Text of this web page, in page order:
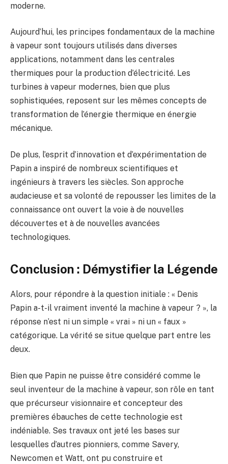
moderne.
Aujourd’hui, les principes fondamentaux de la machine
à vapeur sont toujours utilisés dans diverses
applications, notamment dans les centrales
thermiques pour la production d’électricité. Les
turbines à vapeur modernes, bien que plus
sophistiquées, reposent sur les mêmes concepts de
transformation de l’énergie thermique en énergie
mécanique.
De plus, l’esprit d’innovation et d’expérimentation de
Papin a inspiré de nombreux scientifiques et
ingénieurs à travers les siècles. Son approche
audacieuse et sa volonté de repousser les limites de la
connaissance ont ouvert la voie à de nouvelles
découvertes et à de nouvelles avancées
technologiques.
Conclusion : Démystifier la Légende
Alors, pour répondre à la question initiale : « Denis
Papin a-t-il vraiment inventé la machine à vapeur ? », la
réponse n’est ni un simple « vrai » ni un « faux »
catégorique. La vérité se situe quelque part entre les
deux.
Bien que Papin ne puisse être considéré comme le
seul inventeur de la machine à vapeur, son rôle en tant
que précurseur visionnaire et concepteur des
premières ébauches de cette technologie est
indéniable. Ses travaux ont jeté les bases sur
lesquelles d’autres pionniers, comme Savery,
Newcomen et Watt, ont pu construire et